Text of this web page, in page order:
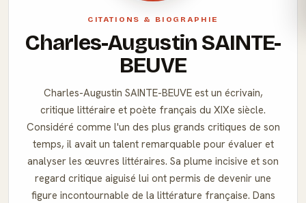
CITATIONS & BIOGRAPHIE
Charles-Augustin SAINTE-
BEUVE
Charles-Augustin SAINTE-BEUVE est un écrivain,
critique littéraire et poète français du XIXe siècle.
Considéré comme l'un des plus grands critiques de son
temps, il avait un talent remarquable pour évaluer et
analyser les œuvres littéraires. Sa plume incisive et son
regard critique aiguisé lui ont permis de devenir une
figure incontournable de la littérature française. Dans